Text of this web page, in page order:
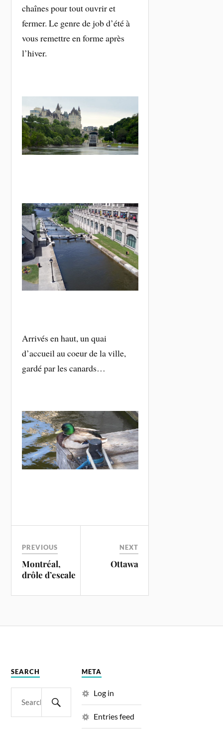
chaînes pour tout ouvrir et
fermer. Le genre de job d’été à
vous remettre en forme après
l’hiver.
Arrivés en haut, un quai
d’accueil au coeur de la ville,
gardé par les canards…
PREVIOUS
Montréal,
drôle d’escale
NEXT
Ottawa
SEARCH META
Log in
Entries feed